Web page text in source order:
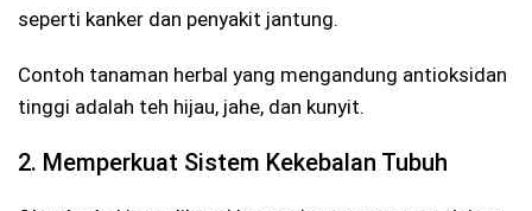
seperti kanker dan penyakit jantung.
Contoh tanaman herbal yang mengandung antioksidan
tinggi adalah teh hijau, jahe, dan kunyit.
2. Memperkuat Sistem Kekebalan Tubuh